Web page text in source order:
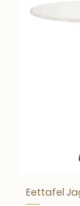
Eettafel